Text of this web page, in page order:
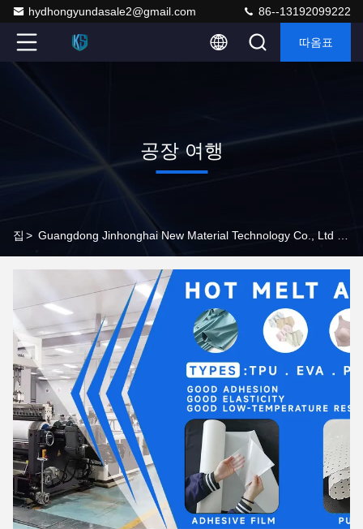
hydhongyundasale2@gmail.com 86--13192099222
따옴표
공장 여행
집 >